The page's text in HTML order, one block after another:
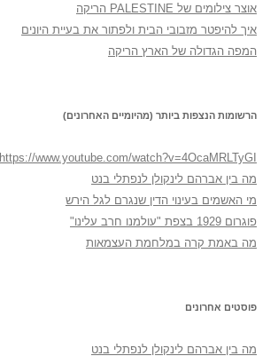
אוצר צילומים של PALESTINE הריקה
איך להיפטר מזבובי הבית ולפתור את בעיית היונים
המפה הגדולה של הארץ הריקה
הרשומות הנצפות ביותר (מהיומיים האחרונים)
https://www.youtube.com/watch?v=4OcaMRLTyGI
מה בין אברהם לינקולן לנפתלי בנט
מי האשמים בעינוי הדין שנגרם לגל הירש
פוגרום 1929 בצפת "עולמנו חרב עלינו"
מה באמת קרה במלחמת העצמאות
פוסטים אחרונים
מה בין אברהם לינקולן לנפתלי בנט